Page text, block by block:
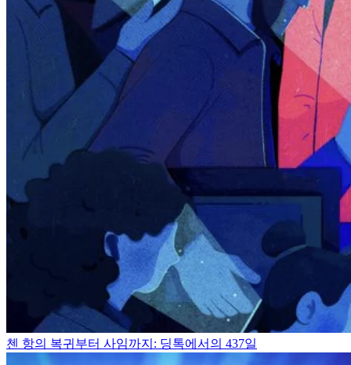
첸 항의 복귀부터 사임까지: 딩톡에서의 437일